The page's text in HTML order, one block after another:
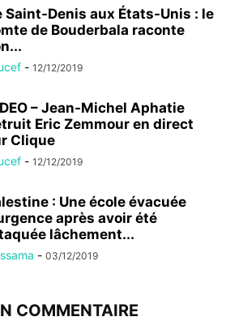
Saint-Denis aux États-Unis : le
de Bouderbala raconte
- 12/12/2019
– Jean-Michel Aphatie
Eric Zemmour en direct
Clique
- 12/12/2019
: Une école évacuée
après avoir été
lâchement...
- 03/12/2019
COMMENTAIRE